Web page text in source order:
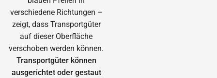
Transportgüter können
ausgerichtet oder gestaut